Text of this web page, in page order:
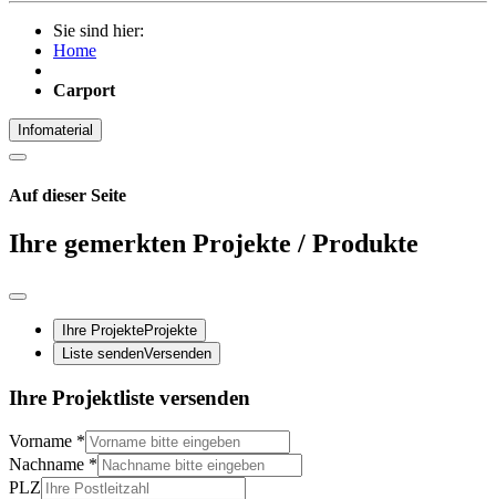
Sie sind hier:
Home
Carport
Infomaterial
Auf dieser Seite
Ihre gemerkten Projekte / Produkte
Ihre ProjekteProjekte
Liste sendenVersenden
Ihre Projektliste versenden
Vorname *
Nachname *
PLZ